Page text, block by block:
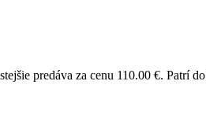
predáva za cenu 110.00 €. Patrí